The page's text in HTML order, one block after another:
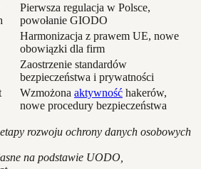
Pierwsza regulacja w Polsce,
powołanie GIODO
Harmonizacja z prawem UE, nowe
obowiązki dla firm
Zaostrzenie standardów
bezpieczeństwa i prywatności
Wzmożona aktywność hakerów,
nowe procedury bezpieczeństwa
rozwoju ochrony danych osobowych
na podstawie UODO,